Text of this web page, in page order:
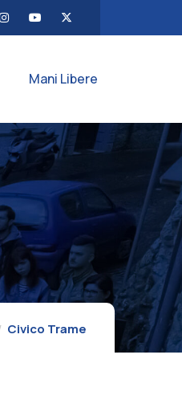
Mani Libere
Civico Trame